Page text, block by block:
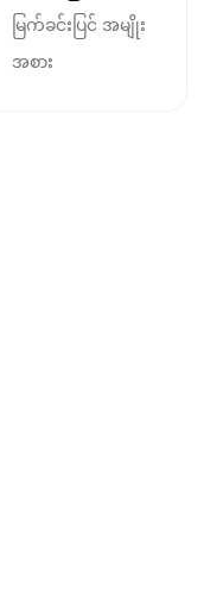
မြက်ခင်းပြင် အမျိုး
အစား